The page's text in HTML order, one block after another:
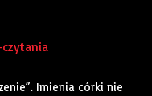
Imienia córki nie